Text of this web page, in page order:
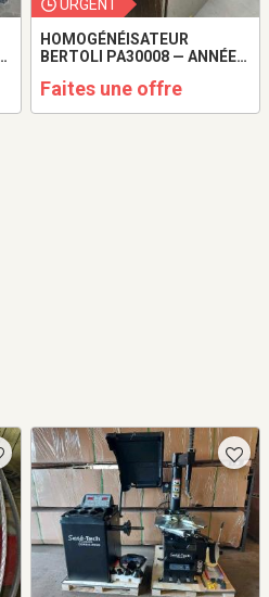
URGENT
HOMOGÉNÉISATEUR
BERTOLI PA30008 — ANNÉE
Faites une offre